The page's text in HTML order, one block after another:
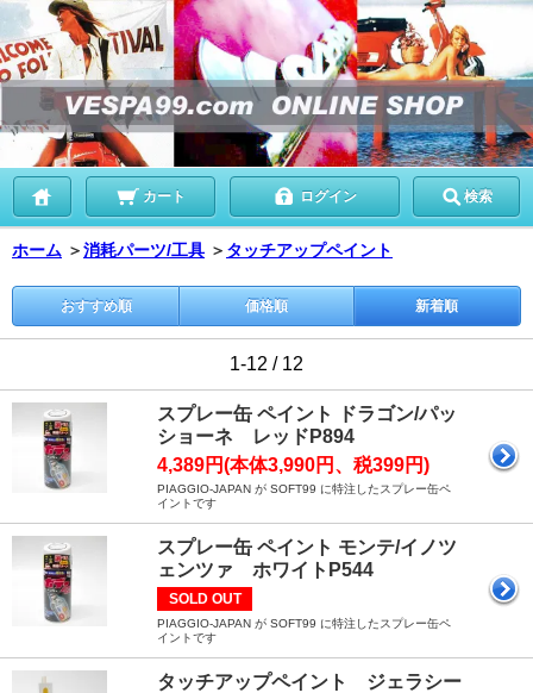
カート ログイン 検索
ホーム ＞消耗パーツ/工具 ＞ タッチアップペイント
おすすめ順 価格順 新着順
1-12 / 12
スプレー缶 ペイント ドラゴン/パッ
ショーネ レッドP894
4,389円(本体3,990円、税399円)
PIAGGIO-JAPAN が SOFT99 に特注したスプレー缶ペ
イントです
スプレー缶 ペイント モンテ/イノツ
ェンツァ ホワイトP544
SOLD OUT
PIAGGIO-JAPAN が SOFT99 に特注したスプレー缶ペ
イントです
タッチアップペイント ジェラシー